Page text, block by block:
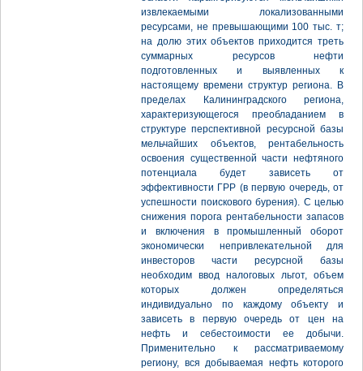
извлекаемыми локализованными
ресурсами, не превышающими 100 тыс. т;
на долю этих объектов приходится треть
суммарных ресурсов нефти
подготовленных и выявленных к
настоящему времени структур региона. В
пределах Калининградского региона,
характеризующегося преобладанием в
структуре перспективной ресурсной базы
мельчайших объектов, рентабельность
освоения существенной части нефтяного
потенциала будет зависеть от
эффективности ГРР (в первую очередь, от
успешности поискового бурения). С целью
снижения порога рентабельности запасов
и включения в промышленный оборот
экономически непривлекательной для
инвесторов части ресурсной базы
необходим ввод налоговых льгот, объем
которых должен определяться
индивидуально по каждому объекту и
зависеть в первую очередь от цен на
нефть и себестоимости ее добычи.
Применительно к рассматриваемому
региону, вся добываемая нефть которого